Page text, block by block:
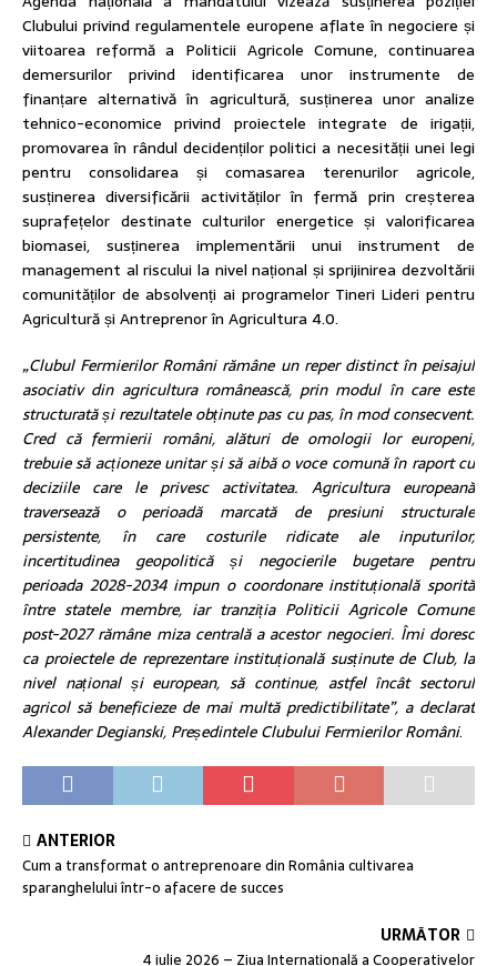
Clubului privind regulamentele europene aflate în negociere și
viitoarea reformă a Politicii Agricole Comune, continuarea
demersurilor privind identificarea unor instrumente de
finanțare alternativă în agricultură, susținerea unor analize
tehnico-economice privind proiectele integrate de irigații,
promovarea în rândul decidenților politici a necesității unei legi
pentru consolidarea și comasarea terenurilor agricole,
susținerea diversificării activităților în fermă prin creșterea
suprafețelor destinate culturilor energetice și valorificarea
biomasei, susținerea implementării unui instrument de
management al riscului la nivel național și sprijinirea dezvoltării
comunităților de absolvenți ai programelor Tineri Lideri pentru
Agricultură și Antreprenor în Agricultura 4.0.
„Clubul Fermierilor Români rămâne un reper distinct în peisajul
asociativ din agricultura românească, prin modul în care este
structurată și rezultatele obținute pas cu pas, în mod consecvent.
Cred că fermierii români, alături de omologii lor europeni,
trebuie să acționeze unitar și să aibă o voce comună în raport cu
deciziile care le privesc activitatea. Agricultura europeană
traversează o perioadă marcată de presiuni structurale
persistente, în care costurile ridicate ale inputurilor,
incertitudinea geopolitică și negocierile bugetare pentru
perioada 2028-2034 impun o coordonare instituțională sporită
între statele membre, iar tranziția Politicii Agricole Comune
post-2027 rămâne miza centrală a acestor negocieri. Îmi doresc
ca proiectele de reprezentare instituțională susținute de Club, la
nivel național și european, să continue, astfel încât sectorul
agricol să beneficieze de mai multă predictibilitate”, a declarat
Alexander Degianski, Președintele Clubului Fermierilor Români.
ANTERIOR
Cum a transformat o antreprenoare din România cultivarea
sparanghelului într-o afacere de succes
URMĂTOR
4 iulie 2026 – Ziua Internațională a Cooperativelor